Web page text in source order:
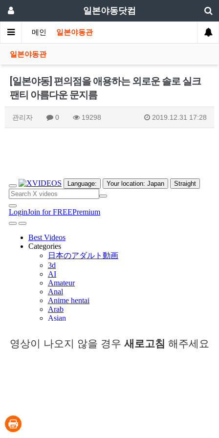
일본야동닷컴
메인 일본야동관
일본야동관
[일본야동] 편의점을 애용하는 외로운 솔로 실크
팬티 아름다운 문지름
관리자 0 19298 2019.12.31 17:28
영상이 나오지 않을 경우 새로고침 해주세요